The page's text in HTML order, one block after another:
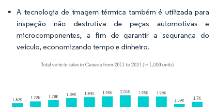
A tecnologia de imagem térmica também é utilizada para
inspeção não destrutiva de peças automotivas e
microcomponentes, a fim de garantir a segurança do
veículo, economizando tempo e dinheiro.